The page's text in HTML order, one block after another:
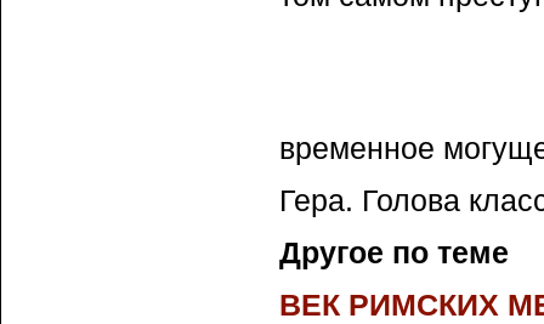
временное
Гера. Голова
Другое по теме
ВЕК РИМСКИХ